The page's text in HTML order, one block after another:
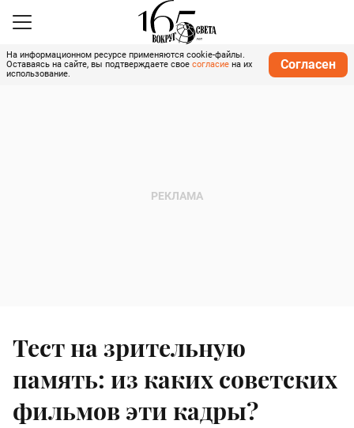
На информационном ресурсе применяются cookie-файлы.
Оставаясь на сайте, вы подтверждаете свое согласие на их
использование.
Согласен
Тест на зрительную
память: из каких советских
фильмов эти кадры?